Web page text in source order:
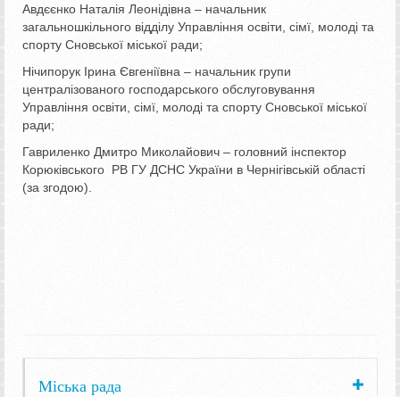
Авдєєнко Наталія Леонідівна – начальник
загальношкільного відділу Управління освіти, сімї, молоді та
спорту Сновської міської ради;
Нічипорук Ірина Євгеніївна – начальник групи
централізованого господарського обслуговування
Управління освіти, сімї, молоді та спорту Сновської міської
ради;
Гавриленко Дмитро Миколайович – головний інспектор
Корюківського РВ ГУ ДСНС України в Чернігівській області
(за згодою).
Міська рада